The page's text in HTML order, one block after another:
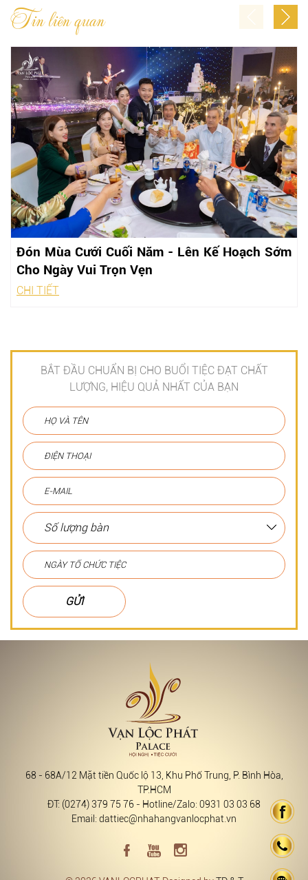
Tin liên quan
Đón Mùa Cưới Cuối Năm - Lên Kế Hoạch Sớm
Cho Ngày Vui Trọn Vẹn
CHI TIẾT
BẮT ĐẦU CHUẨN BỊ CHO BUỔI TIỆC ĐẠT CHẤT
LƯỢNG, HIỆU QUẢ NHẤT CỦA BẠN
GỬI
68 - 68A/12 Mặt tiền Quốc lộ 13, Khu Phố Trung, P. Bình Hòa,
TP.HCM
ĐT: (0274) 379 75 76 - Hotline/Zalo: 0931 03 03 68
Email: dattiec@nhahangvanlocphat.vn